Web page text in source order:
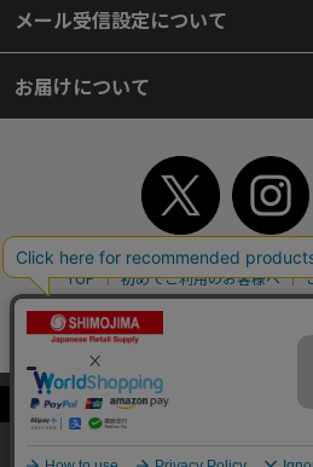
当サイトはクッキー（Cookie）を使用して
だける場合は「OK」をクリックしてください
メール受信設定について
お届けについて
TOP 初めてご利用のお客様へ
個人情報保護方針
特定商
よくあるご質問
サイトマップ
Copyright© 2018 SHIMOJIMA